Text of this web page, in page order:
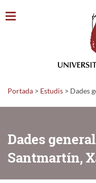
Portada > Estudis > Dades
Dades
Santmartín,